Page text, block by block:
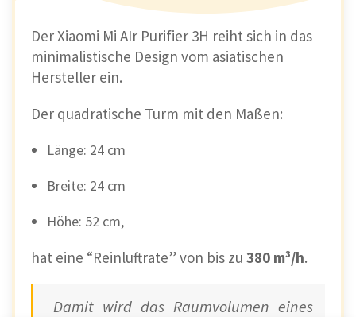
Der Xiaomi Mi AIr Purifier 3H reiht sich in das
minimalistische Design vom asiatischen
Hersteller ein.
Der quadratische Turm mit den Maßen:
Länge: 24 cm
Breite: 24 cm
Höhe: 52 cm,
hat eine “Reinluftrate” von bis zu 380 m³/h.
Damit wird das Raumvolumen eines